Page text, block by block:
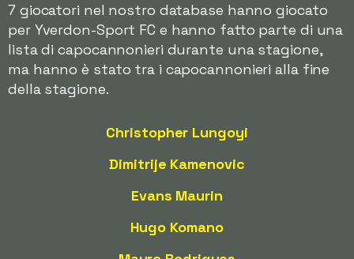
7 giocatori nel nostro database hanno giocato
per Yverdon-Sport FC e hanno fatto parte di una
lista di capocannonieri durante una stagione,
ma hanno è stato tra i capocannonieri alla fine
della stagione.
Christopher Lungoyi
Dimitrije Kamenovic
Evans Maurin
Hugo Komano